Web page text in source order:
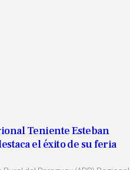
Teniente Esteban
el éxito de su feria